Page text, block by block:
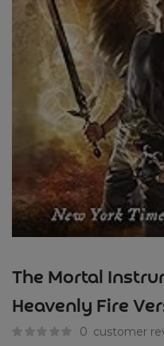
The Mortal
Heavenly Fire
0 customer